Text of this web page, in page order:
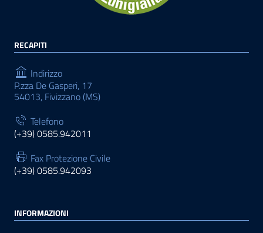
RECAPITI
Indirizzo
P.zza De Gasperi, 17
54013, Fivizzano (MS)
Telefono
(+39) 0585.942011
Fax Protezione Civile
(+39) 0585.942093
INFORMAZIONI